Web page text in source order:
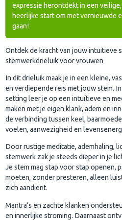
expressie herontdekt in een
heerlijke start om met vernieuwde
gaan!
Ontdek de kracht van jouw intuitieve
stemwerkdrieluik voor vrouwen
In dit drieluik maak je in een kleine,
en verdiepende reis met jouw stem.
setting leer je op een intuïtieve en
maken met je eigen klank, adem en
de verbinding tussen keel,
voelen, aanwezigheid en
Door rustige meditatie, ademhaling,
stemwerk zak je steeds dieper in je
Je stem mag stap voor stap openen,
moeten, zonder presteren, alleen
zich aandient.
Mantra’s en zachte klanken
en innerlijke stroming. Daarnaast